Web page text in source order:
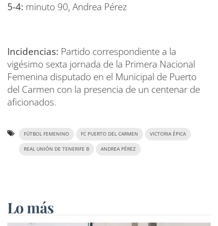
5-4: minuto 90, Andrea Pérez
Incidencias: Partido correspondiente a la
vigésimo sexta jornada de la Primera Nacional
Femenina disputado en el Municipal de Puerto
del Carmen con la presencia de un centenar de
aficionados.
FÚTBOL FEMENINO FC PUERTO DEL CARMEN VICTORIA ÉPICA
REAL UNIÓN DE TENERIFE B ANDREA PÉREZ
Lo más